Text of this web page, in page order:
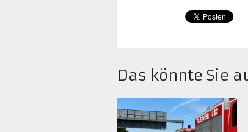
Das könnte Sie